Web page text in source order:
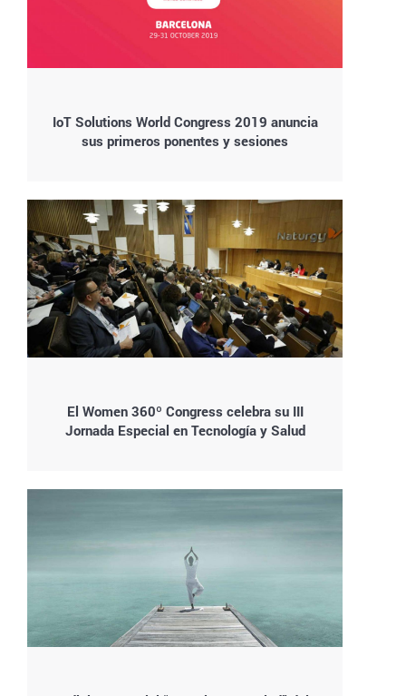
IoT Solutions World Congress 2019 anuncia
sus primeros ponentes y sesiones
El Women 360º Congress celebra su III
Jornada Especial en Tecnología y Salud